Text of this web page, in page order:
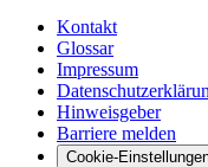
Kontakt
Glossar
Impressum
Hinweisgeber
Barriere melden
Cookie-